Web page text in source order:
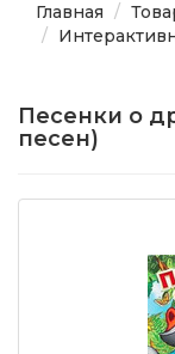
Главная
Песенки о
песен)